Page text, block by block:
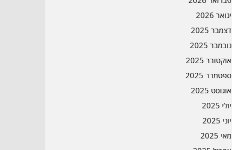
ינואר 2026
דצמבר 2025
נובמבר 2025
אוקטובר 2025
ספטמבר 2025
אוגוסט 2025
יולי 2025
יוני 2025
מאי 2025